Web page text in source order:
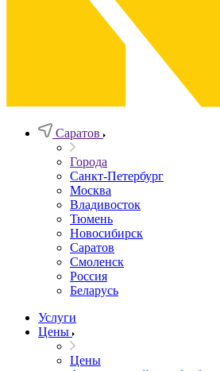
Саратов
Города
Санкт-Петербург
Москва
Владивосток
Тюмень
Новосибирск
Саратов
Смоленск
Россия
Беларусь
Услуги
Цены
Цены